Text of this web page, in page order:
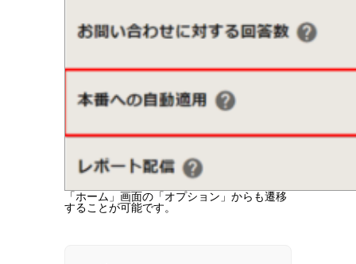
「ホーム」画面の「オプション」からも遷移
することが可能です。